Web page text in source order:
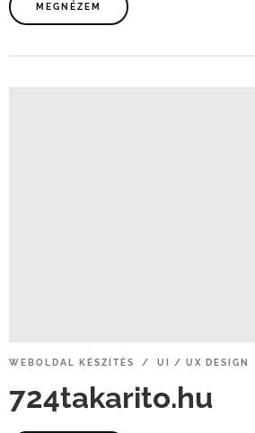
MEGNÉZEM
WEBOLDAL KÉSZÍTÉS / UI / UX
724takarito.hu